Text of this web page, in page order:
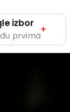
izbor
prvima
+